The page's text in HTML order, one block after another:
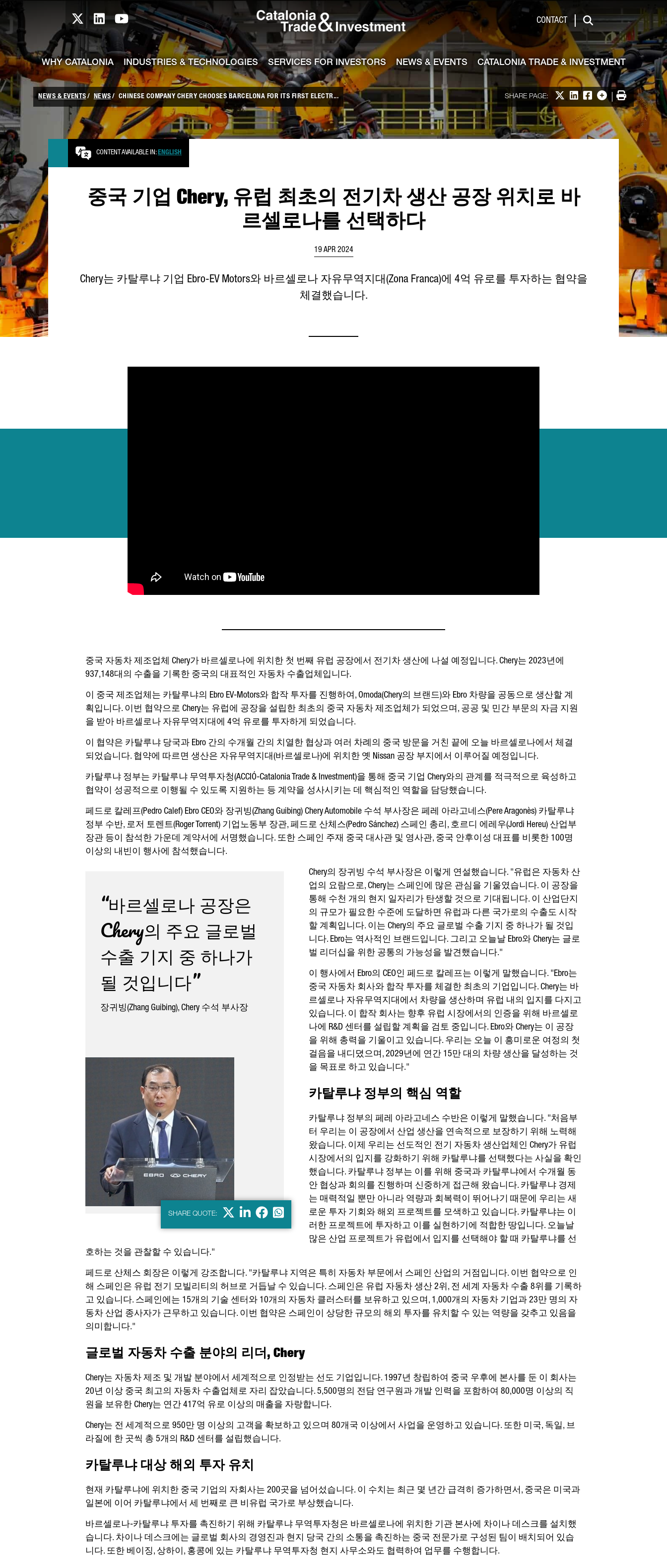
Catalonia TI X profile
Catalonia TI LinkedIn profile
Catalonia TI Youtube channel Catalonia Trade & Investment
CONTACT
Search
WHY CATALONIA INDUSTRIES & TECHNOLOGIES SERVICES FOR INVESTORS NEWS & EVENTS CATALONIA TRADE & INVESTMENT
NEWS & EVENTS NEWS CHINESE COMPANY CHERY CHOOSES BARCELONA FOR ITS FIRST ELECTR... SHARE PAGE: Share on X
Share on LinkedIn
Share on Facebook
More options
Print
중국 기업 Chery, 유럽 최초의 전기차 생산 공장 위치로 바
르셀로나를 선택하다
CONTENT AVAILABLE IN:ENGLISH
19 APR 2024
Chery는 카탈루냐 기업 Ebro-EV Motors와 바르셀로나 자유무역지대(Zona Franca)에 4억 유로를 투자하는 협약을
체결했습니다.
중국 자동차 제조업체 Chery가 바르셀로나에 위치한 첫 번째 유럽 공장에서 전기차 생산에 나설 예정입니다. Chery는 2023년에
937,148대의 수출을 기록한 중국의 대표적인 자동차 수출업체입니다.
이 중국 제조업체는 카탈루냐의 Ebro EV-Motors와 합작 투자를 진행하여, Omoda(Chery의 브랜드)와 Ebro 차량을 공동으로 생산할 계
획입니다. 이번 협약으로 Chery는 유럽에 공장을 설립한 최초의 중국 자동차 제조업체가 되었으며, 공공 및 민간 부문의 자금 지원
을 받아 바르셀로나 자유무역지대에 4억 유로를 투자하게 되었습니다.
이 협약은 카탈루냐 당국과 Ebro 간의 수개월 간의 치열한 협상과 여러 차례의 중국 방문을 거친 끝에 오늘 바르셀로나에서 체결
되었습니다. 협약에 따르면 생산은 자유무역지대(바르셀로나)에 위치한 옛 Nissan 공장 부지에서 이루어질 예정입니다.
카탈루냐 정부는 카탈루냐 무역투자청(ACCIÓ-Catalonia Trade & Investment)을 통해 중국 기업 Chery와의 관계를 적극적으로 육성하고
협약이 성공적으로 이행될 수 있도록 지원하는 등 계약을 성사시키는 데 핵심적인 역할을 담당했습니다.
페드로 칼레프(Pedro Calef) Ebro CEO와 장귀빙(Zhang Guibing) Chery Automobile 수석 부사장은 페레 아라고네스(Pere Aragonès) 카탈루냐
정부 수반, 로저 토렌트(Roger Torrent) 기업노동부 장관, 페드로 산체스(Pedro Sánchez) 스페인 총리, 호르디 에레우(Jordi Hereu) 산업부
장관 등이 참석한 가운데 계약서에 서명했습니다. 또한 스페인 주재 중국 대사관 및 영사관, 중국 안후이성 대표를 비롯한 100명
이상의 내빈이 행사에 참석했습니다.
“바르셀로나 공장은
Chery의 주요 글로벌
수출 기지 중 하나가
될 것입니다”
장귀빙(Zhang Guibing), Chery 수석 부사장​​​​​​​
SHARE QUOTE: X LinkedIn
Facebook
Whatsapp
Chery의 장귀빙 수석 부사장은 이렇게 연설했습니다. "유럽은 자동차 산
업의 요람으로, Chery는 스페인에 많은 관심을 기울였습니다. 이 공장을
통해 수천 개의 현지 일자리가 탄생할 것으로 기대됩니다. 이 산업단지
의 규모가 필요한 수준에 도달하면 유럽과 다른 국가로의 수출도 시작
할 계획입니다. 이는 Chery의 주요 글로벌 수출 기지 중 하나가 될 것입
니다. Ebro는 역사적인 브랜드입니다. 그리고 오늘날 Ebro와 Chery는 글로
벌 리더십을 위한 공통의 가능성을 발견했습니다."
이 행사에서 Ebro의 CEO인 페드로 칼레프는 이렇게 말했습니다. "Ebro는
중국 자동차 회사와 합작 투자를 체결한 최초의 기업입니다. Chery는 바
르셀로나 자유무역지대에서 차량을 생산하며 유럽 내의 입지를 다지고
있습니다. 이 합작 회사는 향후 유럽 시장에서의 인증을 위해 바르셀로
나에 R&D 센터를 설립할 계획을 검토 중입니다. Ebro와 Chery는 이 공장
을 위해 총력을 기울이고 있습니다. 우리는 오늘 이 흥미로운 여정의 첫
걸음을 내디뎠으며, 2029년에 연간 15만 대의 차량 생산을 달성하는 것
을 목표로 하고 있습니다."
카탈루냐 정부의 핵심 역할
카탈루냐 정부의 페레 아라고네스 수반은 이렇게 말했습니다. "처음부
터 우리는 이 공장에서 산업 생산을 연속적으로 보장하기 위해 노력해
왔습니다. 이제 우리는 선도적인 전기 자동차 생산업체인 Chery가 유럽
시장에서의 입지를 강화하기 위해 카탈루냐를 선택했다는 사실을 확인
했습니다. 카탈루냐 정부는 이를 위해 중국과 카탈루냐에서 수개월 동
안 협상과 회의를 진행하며 신중하게 접근해 왔습니다. 카탈루냐 경제
는 매력적일 뿐만 아니라 역량과 회복력이 뛰어나기 때문에 우리는 새
로운 투자 기회와 해외 프로젝트를 모색하고 있습니다. 카탈루냐는 이
러한 프로젝트에 투자하고 이를 실현하기에 적합한 땅입니다. 오늘날
많은 산업 프로젝트가 유럽에서 입지를 선택해야 할 때 카탈루냐를 선
호하는 것을 관찰할 수 있습니다."
페드로 산체스 회장은 이렇게 강조합니다. "카탈루냐 지역은 특히 자동차 부문에서 스페인 산업의 거점입니다. 이번 협약으로 인
해 스페인은 유럽 전기 모빌리티의 허브로 거듭날 수 있습니다. 스페인은 유럽 자동차 생산 2위, 전 세계 자동차 수출 8위를 기록하
고 있습니다. 스페인에는 15개의 기술 센터와 10개의 자동차 클러스터를 보유하고 있으며, 1,000개의 자동차 기업과 23만 명의 자
동차 산업 종사자가 근무하고 있습니다. 이번 협약은 스페인이 상당한 규모의 해외 투자를 유치할 수 있는 역량을 갖추고 있음을
의미합니다."
글로벌 자동차 수출 분야의 리더, Chery
Chery는 자동차 제조 및 개발 분야에서 세계적으로 인정받는 선도 기업입니다. 1997년 창립하여 중국 우후에 본사를 둔 이 회사는
20년 이상 중국 최고의 자동차 수출업체로 자리 잡았습니다. 5,500명의 전담 연구원과 개발 인력을 포함하여 80,000명 이상의 직
원을 보유한 Chery는 연간 417억 유로 이상의 매출을 자랑합니다.
Chery는 전 세계적으로 950만 명 이상의 고객을 확보하고 있으며 80개국 이상에서 사업을 운영하고 있습니다. 또한 미국, 독일, 브
라질에 한 곳씩 총 5개의 R&D 센터를 설립했습니다.
카탈루냐 대상 해외 투자 유치
현재 카탈루냐에 위치한 중국 기업의 자회사는 200곳을 넘어섰습니다. 이 수치는 최근 몇 년간 급격히 증가하면서, 중국은 미국과
일본에 이어 카탈루냐에서 세 번째로 큰 비유럽 국가로 부상했습니다.
바르셀로나-카탈루냐 투자를 촉진하기 위해 카탈루냐 무역투자청은 바르셀로나에 위치한 기관 본사에 차이나 데스크를 설치했
습니다. 차이나 데스크에는 글로벌 회사의 경영진과 현지 당국 간의 소통을 촉진하는 중국 전문가로 구성된 팀이 배치되어 있습
니다. 또한 베이징, 상하이, 홍콩에 있는 카탈루냐 무역투자청 현지 사무소와도 협력하여 업무를 수행합니다.